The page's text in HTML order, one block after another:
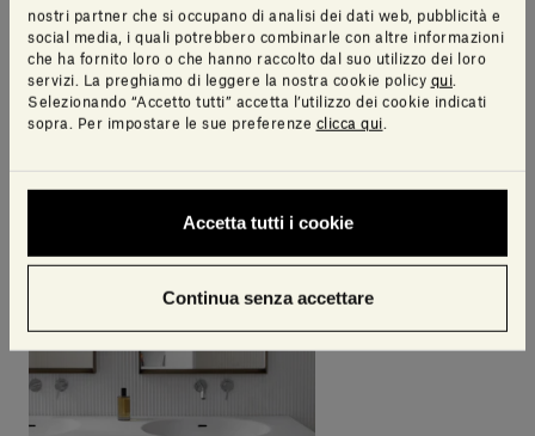
nostri partner che si occupano di analisi dei dati web, pubblicità e
social media, i quali potrebbero combinarle con altre informazioni
che ha fornito loro o che hanno raccolto dal suo utilizzo dei loro
servizi. La preghiamo di leggere la nostra cookie policy qui
Selezionando “Accetto tutti” accetta l’utilizzo dei cookie indicati
sopra. Per impostare le sue preferenze clicca qui
Accetta tutti i cookie
Continua senza accettare